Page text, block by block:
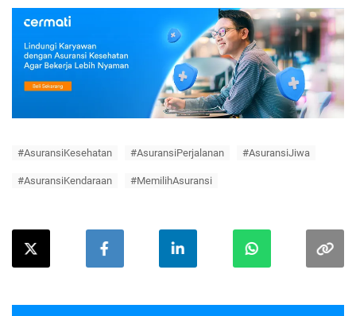
#AsuransiKesehatan #AsuransiPerjalanan #AsuransiJiwa
#AsuransiKendaraan #MemilihAsuransi